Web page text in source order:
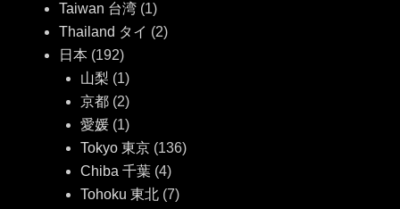
Taiwan 台湾(1)
Thailand タイ (2)
日本 (192)
山梨 (1)
京都(2)
愛媛(1)
Tokyo 東京(136)
Chiba 千葉(4)
Tohoku 東北(7)